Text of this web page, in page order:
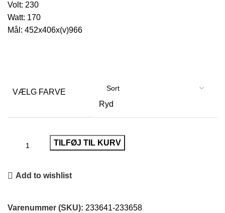
Volt: 230
Watt: 170
Mål: 452x406x(v)966
VÆLG FARVE
Ryd
TILFØJ TIL KURV
Add to wishlist
Varenummer (SKU): 233641-233658